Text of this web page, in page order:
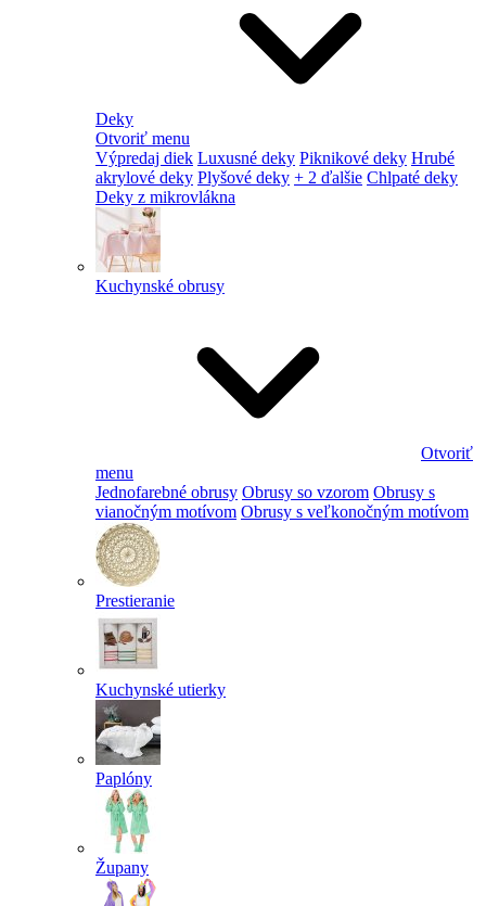
Deky
Otvoriť menu
Výpredaj diek Luxusné deky Piknikové deky Hrubé
akrylové deky Plyšové deky + 2 ďalšie Chlpaté deky
Deky z mikrovlákna
Kuchynské obrusy
Otvoriť
menu
Jednofarebné obrusy Obrusy so vzorom Obrusy s
vianočným motívom Obrusy s veľkonočným motívom
Prestieranie
Kuchynské utierky
Paplóny
Župany